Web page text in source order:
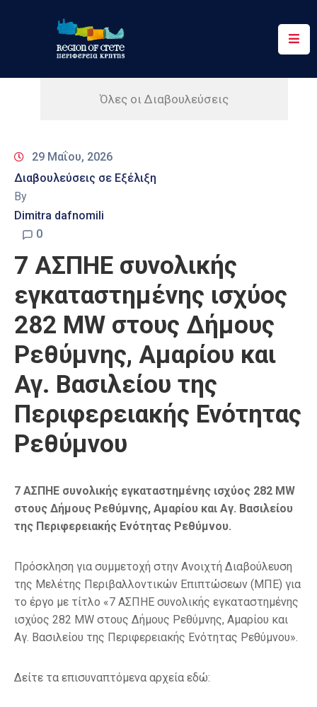
Περιφέρεια
Δράσεις
Ψηφιακές
Υπηρεσίες
Επικοινωνία
Όλες οι Διαβουλεύσεις
29 Μαΐου, 2026
Διαβουλεύσεις σε Εξέλιξη
By
Dimitra dafnomili
0
7 ΑΣΠΗΕ συνολικής
εγκαταστημένης ισχύος
282 MW στους Δήμους
Ρεθύμνης, Αμαρίου και
Αγ. Βασιλείου της
Περιφερειακής Ενότητας
Ρεθύμνου
7 ΑΣΠΗΕ συνολικής εγκαταστημένης ισχύος 282 MW
στους Δήμους Ρεθύμνης, Αμαρίου και Αγ. Βασιλείου
της Περιφερειακής Ενότητας Ρεθύμνου.
Πρόσκληση για συμμετοχή στην Ανοιχτή Διαβούλευση
της Μελέτης Περιβαλλοντικών Επιπτώσεων (ΜΠΕ) για
το έργο με τίτλο «7 ΑΣΠΗΕ συνολικής εγκαταστημένης
ισχύος 282 MW στους Δήμους Ρεθύμνης, Αμαρίου και
Αγ. Βασιλείου της Περιφερειακής Ενότητας Ρεθύμνου».
Δείτε τα επισυναπτόμενα αρχεία εδώ: